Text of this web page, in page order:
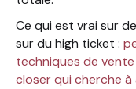
Ce qui est vrai sur
sur du high ticket :
techniques de
closer qui cherche